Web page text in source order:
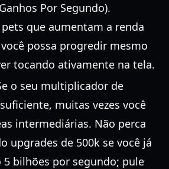
Por Segundo).
que aumentam a renda
possa progredir mesmo
tocando ativamente na tela.
o seu multiplicador de
muitas vezes você
intermediárias. Não perca
upgrades de 500k se você já
5 bilhões por segundo; pule